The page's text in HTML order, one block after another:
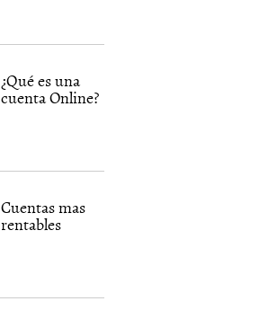
¿Qué es una
cuenta Online?
Cuentas mas
rentables